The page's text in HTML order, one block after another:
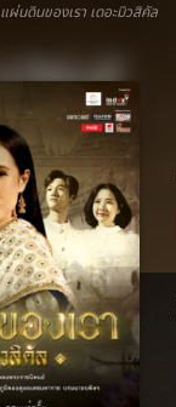
แผ่นดินของเรา เดอะมิวสิคัล